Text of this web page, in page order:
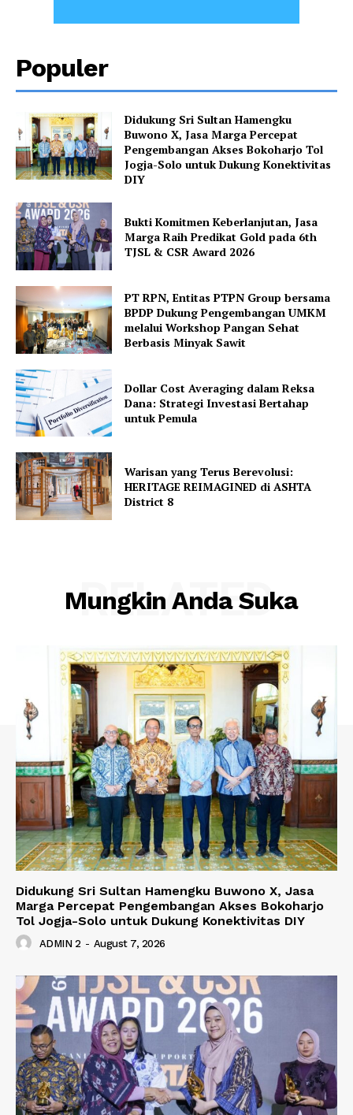
Populer
Didukung Sri Sultan Hamengku
Buwono X, Jasa Marga Percepat
Pengembangan Akses Bokoharjo Tol
Jogja-Solo untuk Dukung Konektivitas
DIY
Bukti Komitmen Keberlanjutan, Jasa
Marga Raih Predikat Gold pada 6th
TJSL & CSR Award 2026
PT RPN, Entitas PTPN Group bersama
BPDP Dukung Pengembangan UMKM
melalui Workshop Pangan Sehat
Berbasis Minyak Sawit
Dollar Cost Averaging dalam Reksa
Dana: Strategi Investasi Bertahap
untuk Pemula
Warisan yang Terus Berevolusi:
HERITAGE REIMAGINED di ASHTA
District 8
Mungkin Anda Suka
RELATED
Didukung Sri Sultan Hamengku Buwono X, Jasa
Marga Percepat Pengembangan Akses Bokoharjo
Tol Jogja-Solo untuk Dukung Konektivitas DIY
ADMIN 2 - August 7, 2026